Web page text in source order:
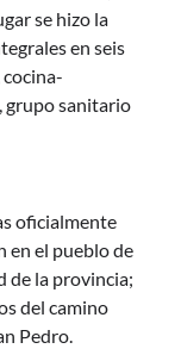
se hizo la
en seis
grupo sanitario
oficialmente
en el pueblo de
de la provincia;
del camino
Pedro.